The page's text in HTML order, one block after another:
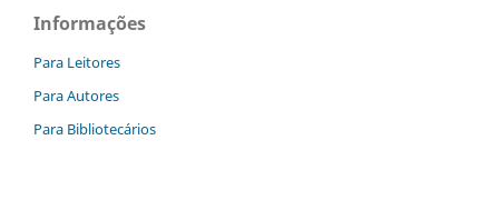
Informações
Para Leitores
Para Autores
Para Bibliotecários